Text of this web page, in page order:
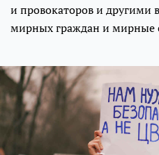
и провокаторов и другими
мирных граждан и мирные